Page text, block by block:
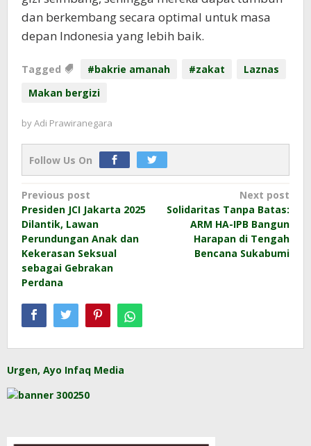
dan berkembang secara optimal untuk masa
depan Indonesia yang lebih baik.
Tagged #bakrie amanah #zakat
Laznas
Makan bergizi
byAdi Prawiranegara
Follow Us On
Post
navigation
Previous post
Presiden JCI Jakarta 2025
Dilantik, Lawan
Perundungan Anak dan
Kekerasan Seksual
sebagai Gebrakan
Perdana
Next post
Solidaritas Tanpa Batas:
ARM HA-IPB Bangun
Harapan di Tengah
Bencana Sukabumi
Urgen, Ayo Infaq Media